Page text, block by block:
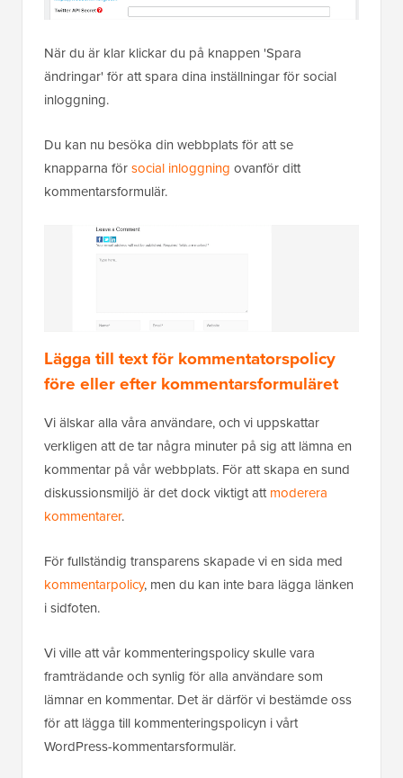
När du är klar klickar du på knappen 'Spara
ändringar' för att spara dina inställningar för social
inloggning.
Du kan nu besöka din webbplats för att se
knapparna försocial inloggning ovanför ditt
kommentarsformulär.
Lägga till text för kommentatorspolicy
före eller efter kommentarsformuläret
Vi älskar alla våra användare, och vi uppskattar
verkligen att de tar några minuter på sig att lämna en
kommentar på vår webbplats. För att skapa en sund
diskussionsmiljö är det dock viktigt attmoderera
kommentarer.
För fullständig transparens skapade vi en sida med
kommentarpolicy, men du kan inte bara lägga länken
i sidfoten.
Vi ville att vår kommenteringspolicy skulle vara
framträdande och synlig för alla användare som
lämnar en kommentar. Det är därför vi bestämde oss
för att lägga till kommenteringspolicyn i vårt
WordPress-kommentarsformulär.